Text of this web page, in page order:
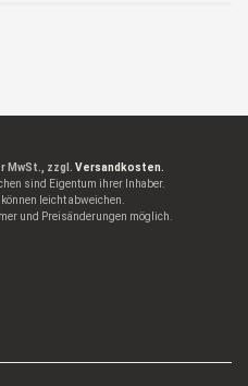
MwSt., zzgl. Versandkosten.
sind Eigentum ihrer Inhaber.
leicht abweichen.
und Preisänderungen möglich.